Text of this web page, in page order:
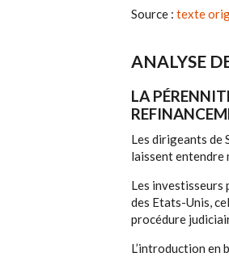
Source : texte
ANALYSE
LA
Les dirigeants de
laissent entendre
Les investisseurs
des Etats-Unis,
procédure
L’introduction en